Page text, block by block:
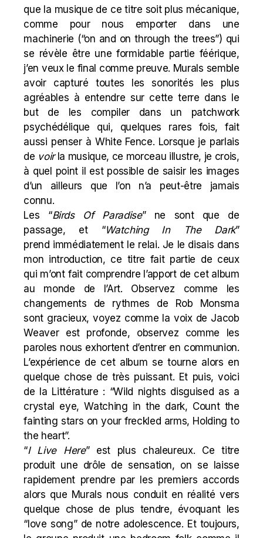
que la musique de ce titre soit plus mécanique,
comme pour nous emporter dans une
machinerie (“on and on through the trees”) qui
se révèle être une formidable partie féérique,
j’en veux le final comme preuve. Murals semble
avoir capturé toutes les sonorités les plus
agréables à entendre sur cette terre dans le
but de les compiler dans un patchwork
psychédélique qui, quelques rares fois, fait
aussi penser à White Fence. Lorsque je parlais
de voirla musique, ce morceau illustre, je crois,
à quel point il est possible de saisir les images
d’un ailleurs que l’on n’a peut-être jamais
connu.
Les “Birds Of Paradise” ne sont que de
passage, et “Watching In The Dark”
prend immédiatement le relai. Je le disais dans
mon introduction, ce titre fait partie de ceux
qui m’ont fait comprendre l’apport de cet album
au monde de l’Art. Observez comme les
changements de rythmes de Rob Monsma
sont gracieux, voyez comme la voix de Jacob
Weaver est profonde, observez comme les
paroles nous exhortent d’entrer en communion.
L’expérience de cet album se tourne alors en
quelque chose de très puissant. Et puis, voici
de la Littérature : “Wild nights disguised as a
crystal eye, Watching in the dark, Count the
fainting stars on your freckled arms, Holding to
the heart”.
“I Live Here” est plus chaleureux. Ce titre
produit une drôle de sensation, on se laisse
rapidement prendre par les premiers accords
alors que Murals nous conduit en réalité vers
quelque chose de plus tendre, évoquant les
“love song” de notre adolescence. Et toujours,